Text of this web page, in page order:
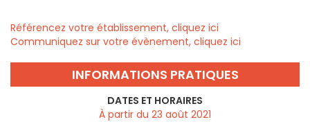
Référencez votre établissement, cliquez ici
Communiquez sur votre évènement, cliquez ici
INFORMATIONS PRATIQUES
DATES ET HORAIRES
À partir du 23 août 2021